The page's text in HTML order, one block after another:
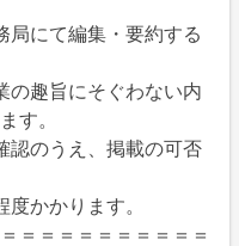
局にて編集・要約する
の趣旨にそぐわない内
す。
認のうえ、掲載の可否
かかります。
＝＝＝＝＝＝＝＝＝＝